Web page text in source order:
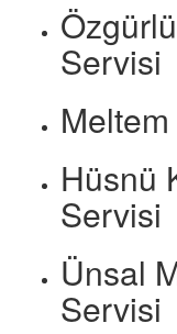
Servisi
Hüsnü
Servisi
Ünsal
Servisi